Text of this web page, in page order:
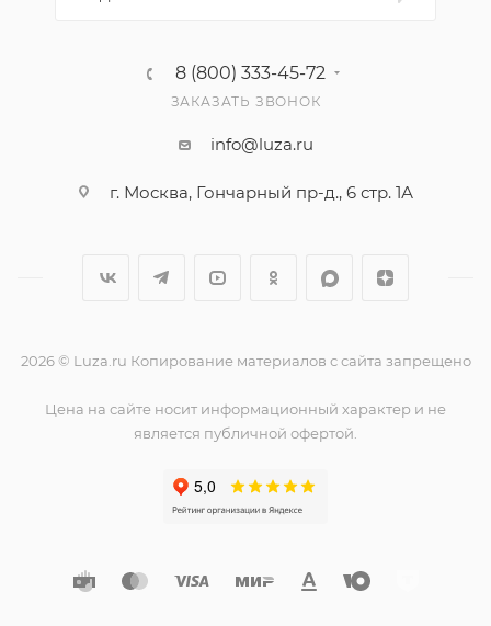
8 (800) 333-45-72
ЗАКАЗАТЬ ЗВОНОК
info@luza.ru
г. Москва, Гончарный пр-д., 6 стр. 1А
2026 © Luza.ru Копирование материалов с сайта запрещено
Цена на сайте носит информационный характер и не
является публичной офертой.